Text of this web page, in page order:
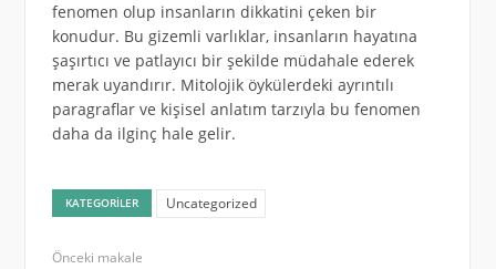
fenomen olup insanların dikkatini çeken bir
konudur. Bu gizemli varlıklar, insanların hayatına
şaşırtıcı ve patlayıcı bir şekilde müdahale ederek
merak uyandırır. Mitolojik öykülerdeki ayrıntılı
paragraflar ve kişisel anlatım tarzıyla bu fenomen
daha da ilginç hale gelir.
KATEGORILER Uncategorized
Önceki makale